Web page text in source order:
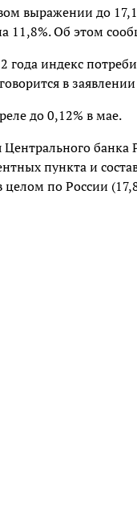
выражении до
11,8%. Об этом
индекс
в заявлении
до 0,12% в мае.
Центрального
пункта и
по России